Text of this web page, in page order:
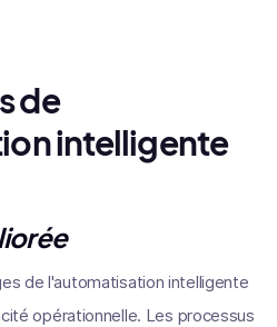
de
intelligente
de l'automatisation intelligente
opérationnelle. Les processus